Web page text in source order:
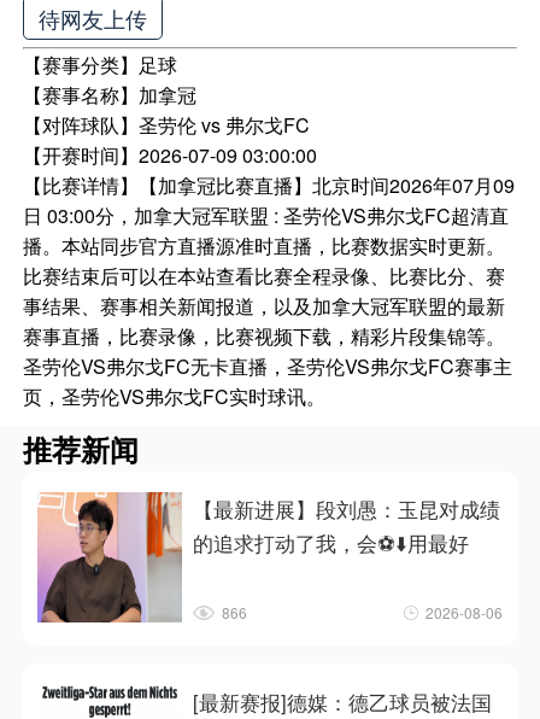
待网友上传
【赛事分类】 足球
【赛事名称】 加拿冠
【对阵球队】圣劳伦 vs 弗尔戈FC
【开赛时间】2026-07-09 03:00:00
【比赛详情】
【加拿冠比赛直播】北京时间2026年07月09
日 03:00分，加拿大冠军联盟 : 圣劳伦VS弗尔戈FC超清直
播。本站同步官方直播源准时直播，比赛数据实时更新。
比赛结束后可以在本站查看比赛全程录像、比赛比分、赛
事结果、赛事相关新闻报道，以及加拿大冠军联盟的最新
赛事直播，比赛录像，比赛视频下载，精彩片段集锦等。
圣劳伦VS弗尔戈FC无卡直播，圣劳伦VS弗尔戈FC赛事主
页，圣劳伦VS弗尔戈FC实时球讯。
推荐新闻
【最新进展】段刘愚：玉昆对成绩
的追求打动了我，会⚽⬇️用最好
866 2026-08-06
[最新赛报]德媒：德乙球员被法国